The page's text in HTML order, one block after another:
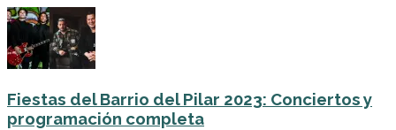
Fiestas del Barrio del Pilar 2023: Conciertos y
programación completa